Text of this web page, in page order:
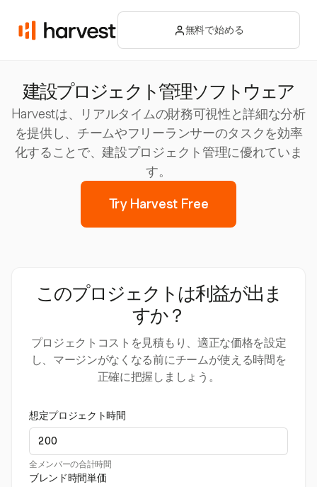
無料で始める
建設プロジェクト管理ソフトウェア
Harvestは、リアルタイムの財務可視性と詳細な分析
を提供し、チームやフリーランサーのタスクを効率
化することで、建設プロジェクト管理に優れていま
す。
Try Harvest Free
このプロジェクトは利益が出ま
すか？
プロジェクトコストを見積もり、適正な価格を設定
し、マージンがなくなる前にチームが使える時間を
正確に把握しましょう。
想定プロジェクト時間
全メンバーの合計時間
ブレンド時間単価